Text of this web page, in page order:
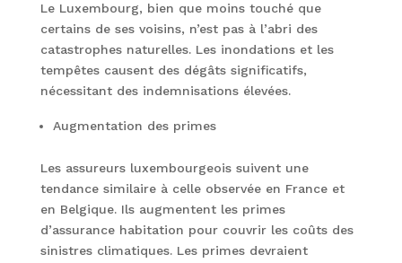
Le Luxembourg, bien que moins touché que
certains de ses voisins, n’est pas à l’abri des
catastrophes naturelles. Les inondations et les
tempêtes causent des dégâts significatifs,
nécessitant des indemnisations élevées.
Augmentation des primes
Les assureurs luxembourgeois suivent une
tendance similaire à celle observée en France et
en Belgique. Ils augmentent les primes
d’assurance habitation pour couvrir les coûts des
sinistres climatiques. Les primes devraient